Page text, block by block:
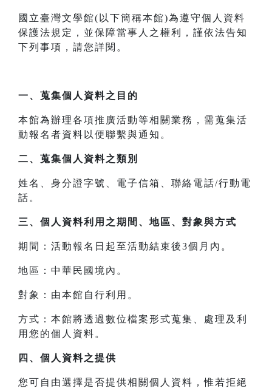
國立臺灣文學館(以下簡稱本館)為遵守個人資料
保護法規定，並保障當事人之權利，謹依法告知
下列事項，請您詳閱。
一、 蒐集個人資料之目的
本館為辦理各項推廣活動等相關業務，需蒐集活
動報名者資料以便聯繫與通知。
二、 蒐集個人資料之類別
姓名、身分證字號、電子信箱、聯絡電話/行動電
話。
三、 個人資料利用之期間、地區、對象與方式
期間：活動報名日起至活動結束後3個月內。
地區：中華民國境內。
對象：由本館自行利用。
方式：本館將透過數位檔案形式蒐集、處理及利
用您的個人資料。
四、 個人資料之提供
您可自由選擇是否提供相關個人資料，惟若拒絕